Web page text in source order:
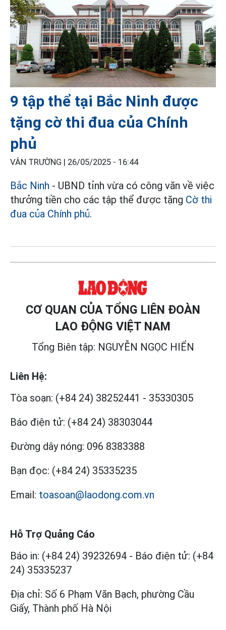
9 tập thể tại Bắc Ninh được
tặng cờ thi đua của Chính
phủ
VÂN TRƯỜNG | 26/05/2025 - 16:44
Bắc Ninh - UBND tỉnh vừa có công văn về việc
thưởng tiền cho các tập thể được tặng Cờ thi
đua của Chính phủ.
CƠ QUAN CỦA TỔNG LIÊN ĐOÀN
LAO ĐỘNG VIỆT NAM
Tổng Biên tập: NGUYỄN NGỌC HIỂN
Liên Hệ:
Tòa soạn: (+84 24) 38252441 - 35330305
Báo điện tử: (+84 24) 38303044
Đường dây nóng: 096 8383388
Bạn đọc: (+84 24) 35335235
Email: toasoan@laodong.com.vn
Hỗ Trợ Quảng Cáo
Báo in: (+84 24) 39232694 - Báo điện tử: (+84
24) 35335237
Địa chỉ: Số 6 Phạm Văn Bạch, phường Cầu
Giấy, Thành phố Hà Nội